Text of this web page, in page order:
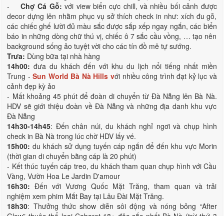
- Chợ Cá Gỗ: với view biển cực chill, và nhiều bối cảnh được
decor dựng lên nhằm phục vụ sở thích check in như: xích đu gỗ,
các chiếc ghế lười đủ màu sắc được sắp xếp ngay ngắn, các biển
báo in những dòng chữ thú vị, chiếc ô 7 sắc cầu vồng, … tạo nên
background sống ảo tuyệt vời cho các tín đồ mê tự sướng.
Trưa: Dùng bữa tại nhà hàng
14h00:đưa du khách đến với khu du lịch nổi tiếng nhất miền
Trung -Sun World Bà Nà Hills với nhiều công trình đạt kỷ lục và
cảnh đẹp kỳ ảo
- Mất khoảng 45 phút để đoàn di chuyển từ Đà Nẵng lên Bà Nà.
HDV sẽ giới thiệu đoàn về Đà Nẵng và những địa danh khu vực
Đà Nẵng
14h30-14h45: Đến chân núi, du khách nghỉ ngơi và chụp hình
check in Bà Nà trong lúc chờ HDV lấy vé.
15h00: du khách sử dụng tuyến cáp ngắn để đến khu vực Morin
(thời gian di chuyển bằng cáp là 20 phút)
- Kết thúc tuyến cáp treo, du khách tham quan chụp hình với Cầu
Vàng, Vườn Hoa Le Jardin D'amour
16h30: Đến với Vương Quốc Mặt Trăng, tham quan và trải
nghiệm xem phim Mắt Bay tại Lâu Đài Mặt Trăng.
18h30: Thưởng thức show diễn sôi động và nóng bỏng “After